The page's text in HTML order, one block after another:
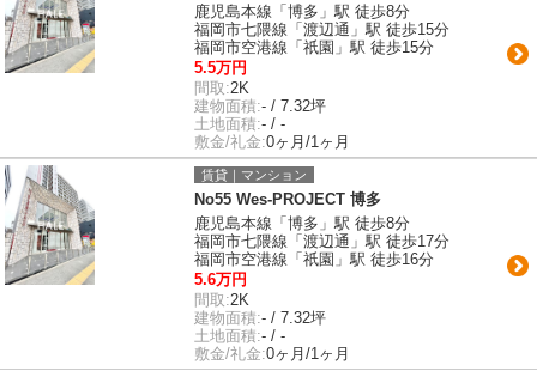
鹿児島本線「博多」駅 徒歩8分
福岡市七隈線「渡辺通」駅 徒歩15分
福岡市空港線「祇園」駅 徒歩15分
5.5万円
間取:2K
建物面積:- / 7.32坪
土地面積:- / -
敷金/礼金:0ヶ月/1ヶ月
賃貸｜マンション
No55 Wes-PROJECT 博多
鹿児島本線「博多」駅 徒歩8分
福岡市七隈線「渡辺通」駅 徒歩17分
福岡市空港線「祇園」駅 徒歩16分
5.6万円
間取:2K
建物面積:- / 7.32坪
土地面積:- / -
敷金/礼金:0ヶ月/1ヶ月